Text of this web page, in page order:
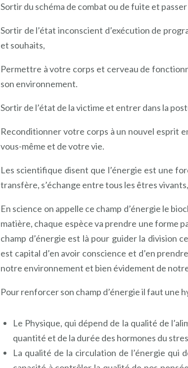
Sortir du schéma de combat ou de fuite et
Sortir de l’état inconscient d’exécution de
et souhaits,
Permettre à votre corps et cerveau de
son environnement.
Sortir de l’état de la victime et entrer dans la
Reconditionner votre corps à un nouvel esprit
vous-même et de votre vie.
Les scientifique disent que l’énergie est une
transfère, s’échange entre tous les êtres
En science on appelle ce champ d’énergie le
matière, chaque espèce va prendre une forme
champ d’énergie est là pour guider la division
est capital d’en avoir conscience et d’en
notre environnement et bien évidement de
Pour renforcer son champ d’énergie il faut une
Le Physique, qui dépend de la qualité de
quantité et de la durée des hormones du
La qualité de la circulation de l’énergie qui